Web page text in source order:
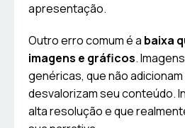
apresentação.
Outro erro comum é a baixa
imagens e gráficos.
genéricas, que não adicionam
desvalorizam seu conteúdo.
alta resolução e que